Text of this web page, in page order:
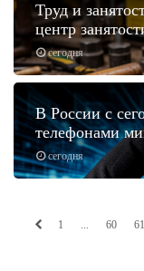
сегодня
Труд и
центр
сегодня
В России с
телефонами
1 ... 60 61